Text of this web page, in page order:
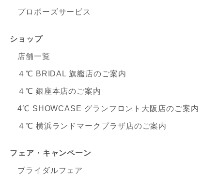
プロポーズサービス
ショップ
店舗一覧
４℃ BRIDAL 旗艦店のご案内
４℃ 銀座本店のご案内
4℃ SHOWCASE グランフロント大阪店のご案内
４℃ 横浜ランドマークプラザ店のご案内
フェア・キャンペーン
ブライダルフェア